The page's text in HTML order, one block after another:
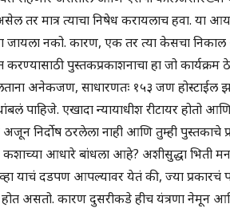
तर मात्र त्याचा निषेध करायलाच हवा. या
जायला नको. कारण, एक तर त्या केसचा
करण्यासाठी पुस्तकप्रकाशनाचा हा जो
अनेकजण, साधारणतः १५३ जण
पाहिजे. एखादा न्यायाधीश रीटायर होतो
अजून निर्दोष ठरलेला नाही आणि तुम्ही
आधारे बांधला आहे? अशीसुद्धा भिती
याचं दडपण आपल्यावर येतं की, ज्या
असतो. कारण दुसरीकडे हीच यंत्रणा नेमून